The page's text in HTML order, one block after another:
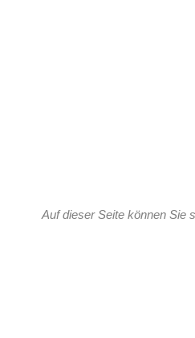
Auf dieser Seite können Sie